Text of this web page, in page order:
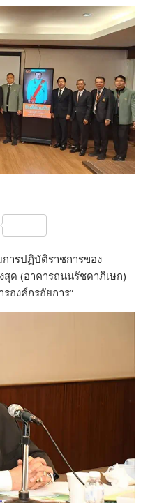
S
h
ar
e
ารปฏิบัติราชการของ
ด (อาคารถนนรัชดาภิเษก)
องค์กรอัยการ”